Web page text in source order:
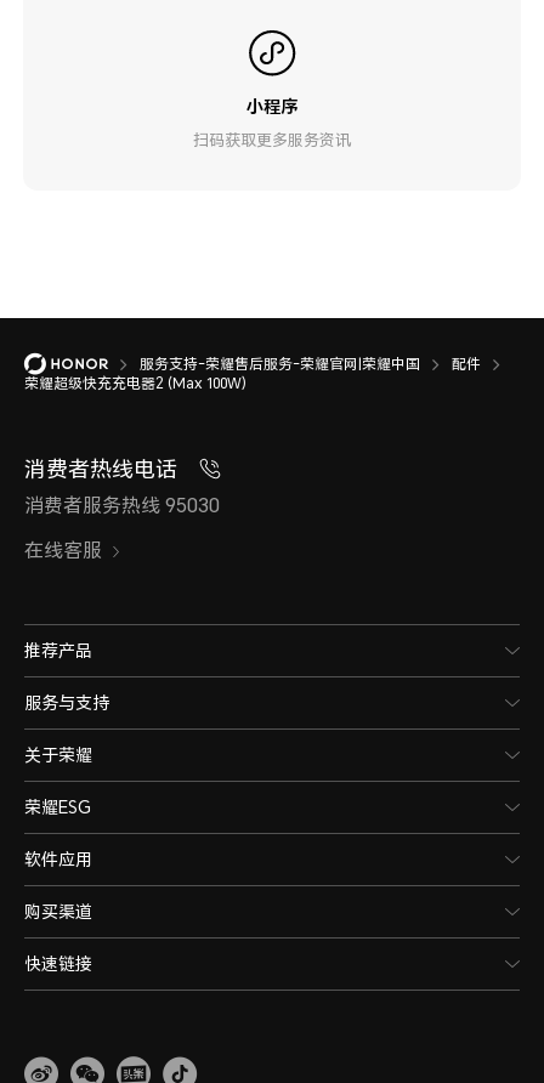
小程序
扫码获取更多服务资讯
服务支持-荣耀售后服务-荣耀官网|荣耀中国
配件
荣耀超级快充充电器2 (Max 100W)
消费者热线电话
消费者服务热线 95030
在线客服
推荐产品
服务与支持
关于荣耀
荣耀ESG
软件应用
购买渠道
快速链接